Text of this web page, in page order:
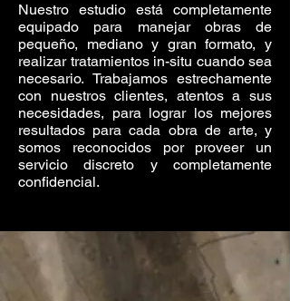
Nuestro estudio está completamente
equipado para manejar obras de
pequeño, mediano y gran formato, y
realizar tratamientos in-situ cuando sea
necesario. Trabajamos estrechamente
con nuestros clientes, atentos a sus
necesidades, para lograr los mejores
resultados para cada obra de arte, y
somos reconocidos por proveer un
servicio discreto y completamente
confidencial.